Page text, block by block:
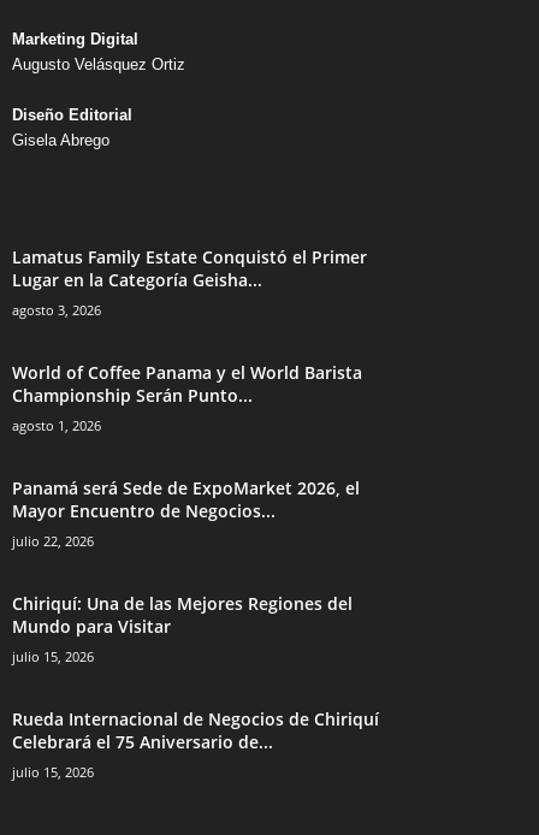
Marketing Digital
Augusto Velásquez Ortiz
Diseño Editorial
Gisela Abrego
Lamatus Family Estate Conquistó el Primer
Lugar en la Categoría Geisha...
agosto 3, 2026
World of Coffee Panama y el World Barista
Championship Serán Punto...
agosto 1, 2026
Panamá será Sede de ExpoMarket 2026, el
Mayor Encuentro de Negocios...
julio 22, 2026
Chiriquí: Una de las Mejores Regiones del
Mundo para Visitar
julio 15, 2026
Rueda Internacional de Negocios de Chiriquí
Celebrará el 75 Aniversario de...
julio 15, 2026